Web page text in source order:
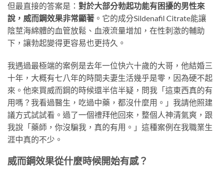
但最直接的答案是： 對於大部分勃起功能有困擾的男性來
說，威而鋼效果非常顯著 。它的成分Sildenafil Citrate能讓
陰莖海綿體的血管放鬆、血液流量增加，在性刺激的輔助
下，讓勃起變得更容易也更持久。
我遇過最極端的案例是去年一位快六十歲的大哥，他結婚三
十年，大概有七八年的時間夫妻生活幾乎是零，因為硬不起
來。他來買威而鋼的時候還半信半疑，問我「這東西真的有
用嗎？我看過醫生，吃過中藥，都沒什麼用。」我請他照建
議方式試試看。過了一個禮拜他回來，整個人神清氣爽，跟
我說「藥師，你沒騙我，真的有用。」這種案例在我職業生
涯中真的不少。
威而鋼效果從什麼時候開始有感？